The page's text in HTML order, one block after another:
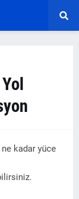
kadar yüce